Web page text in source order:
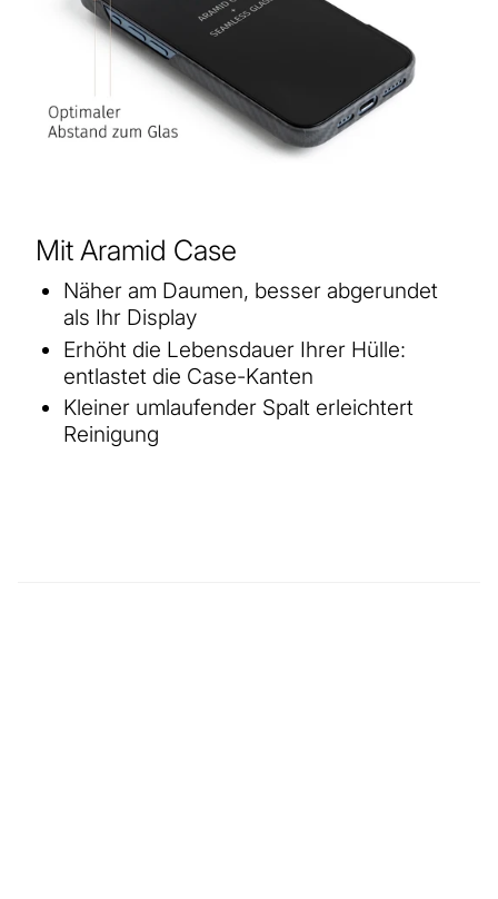
Mit Aramid Case
Näher am Daumen, besser abgerundet
als Ihr Display
Erhöht die Lebensdauer Ihrer Hülle:
entlastet die Case-Kanten
Kleiner umlaufender Spalt erleichtert
Reinigung